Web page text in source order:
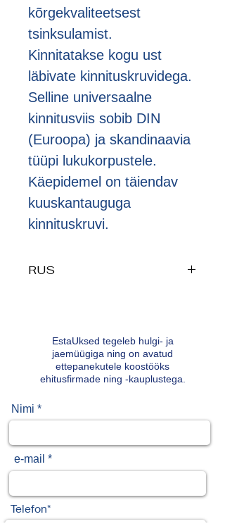
kõrgekvaliteetsest
tsinksulamist.
Kinnitatakse kogu ust
läbivate kinnituskruvidega.
Selline universaalne
kinnitusviis sobib DIN
(Euroopa) ja skandinaavia
tüüpi lukukorpustele.
Käepidemel on täiendav
kuuskantauguga
kinnituskruvi.
RUS
EstaUksed tegeleb hulgi- ja
jaemüügiga ning on avatud
ettepanekutele koostööks
ehitusfirmade ning -kauplustega.
Nimi *
e-mail *
Telefon*